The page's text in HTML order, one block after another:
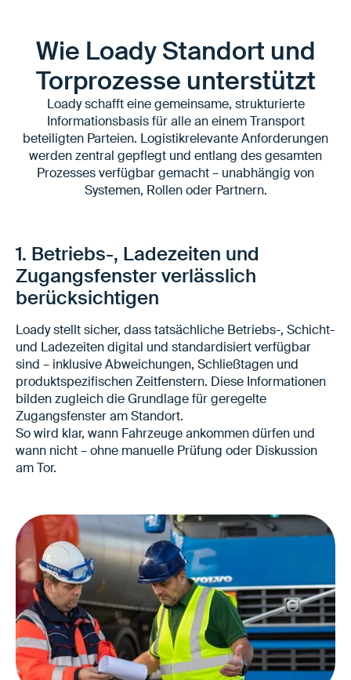
Wie Loady Standort und
Torprozesse unterstützt
Loady schafft eine gemeinsame, strukturierte
Informationsbasis für alle an einem Transport
beteiligten Parteien. Logistikrelevante Anforderungen
werden zentral gepflegt und entlang des gesamten
Prozesses verfügbar gemacht – unabhängig von
Systemen, Rollen oder Partnern.
1. Betriebs-, Ladezeiten und
Zugangsfenster verlässlich
berücksichtigen
Loady stellt sicher, dass tatsächliche Betriebs-, Schicht-
und Ladezeiten digital und standardisiert verfügbar
sind – inklusive Abweichungen, Schließtagen und
produktspezifischen Zeitfenstern. Diese Informationen
bilden zugleich die Grundlage für geregelte
Zugangsfenster am Standort.
So wird klar, wann Fahrzeuge ankommen dürfen und
wann nicht – ohne manuelle Prüfung oder Diskussion
am Tor.